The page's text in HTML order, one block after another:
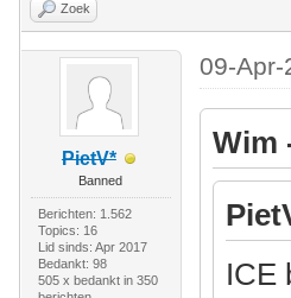
Zoek
PietV*
Banned
Berichten: 1.562
Topics: 16
Lid sinds: Apr 2017
Bedankt: 98
505 x bedankt in 350
09-Apr-
Wim
ICE